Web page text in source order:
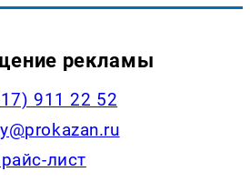
рекламы
911 22 52
лист